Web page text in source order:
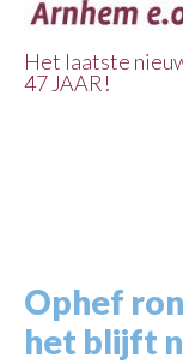
Het laatste
47 JAAR!
Ophef
het blijft